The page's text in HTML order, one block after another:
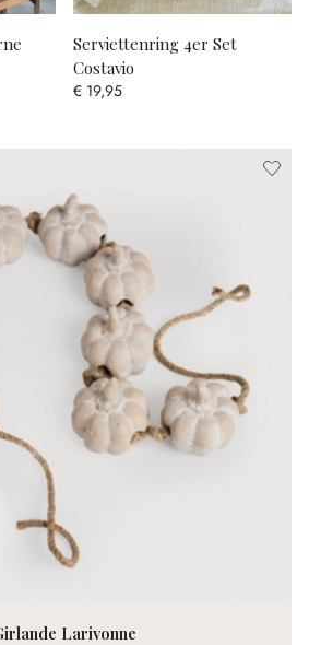
Serviettenring 4er Set
Costavio
€ 19,95
Larivonne